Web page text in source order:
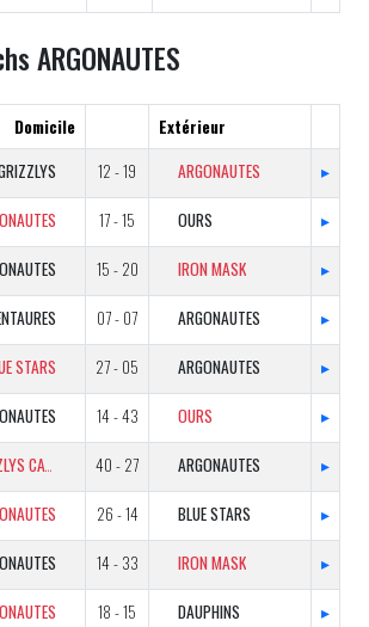
ARGONAUTES
Domicile
Extérieur
12 - 19 ARGONAUTES ▸
17 - 15 OURS ▸
15 - 20 IRON MASK ▸
07 - 07 ARGONAUTES ▸
STARS 27 - 05 ARGONAUTES ▸
14 - 43 OURS ▸
GRIZZLYS CATALANS 40 - 27 ARGONAUTES ▸
26 - 14 BLUE STARS ▸
14 - 33 IRON MASK ▸
18 - 15 DAUPHINS ▸